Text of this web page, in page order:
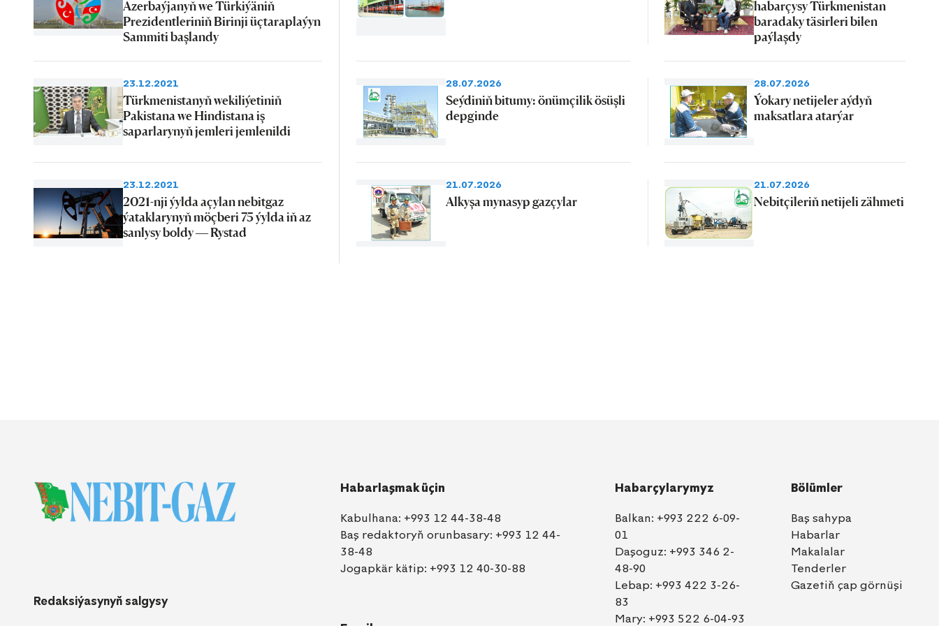
Azerbaýjanyň we Türkiýäniň
Prezidentleriniň Birinji üçtaraplaýyn
Sammiti başlandy
23.12.2021
Türkmenistanyň wekiliýetiniň
Pakistana we Hindistana iş
saparlarynyň jemleri jemlenildi
23.12.2021
2021-nji ýylda açylan nebitgaz
ýataklarynyň möçberi 75 ýylda iň az
sanlysy boldy — Rystad
habarçysy Türkmenistan
baradaky täsirleri bilen
paýlaşdy
28.07.2026
Seýdiniň bitumy: önümçilik ösüşli
depginde
28.07.2026
Ýokary netijeler aýdyň
maksatlara atarýar
21.07.2026
Alkyşa mynasyp gazçylar
21.07.2026
Nebitçileriň netijeli zähmeti
Redaksiýasynyň salgysy
Habarlaşmak üçin
Kabulhana: +993 12 44-38-48
Baş redaktoryň orunbasary: +993 12 44-
38-48
Jogapkär kätip: +993 12 40-30-88
Habarçylarymyz
Balkan: +993 222 6-09-
01
Daşoguz: +993 346 2-
48-90
Lebap: +993 422 3-26-
83
Mary: +993 522 6-04-93
Bölümler
Baş sahypa
Habarlar
Makalalar
Tenderler
Gazetiň çap görnüşi